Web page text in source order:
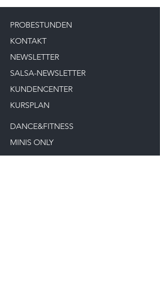
PROBESTUNDEN
KONTAKT
NEWSLETTER
SALSA-NEWSLETTER
KUNDENCENTER
KURSPLAN
DANCE&FITNESS
MINIS ONLY
DANCE TROUPE